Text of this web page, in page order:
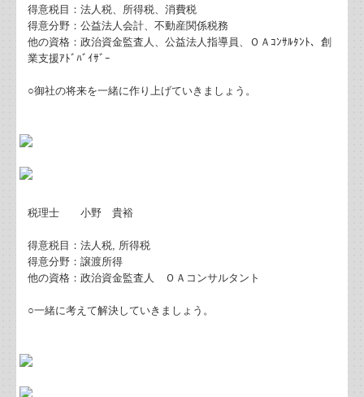
直し
暗号資産の譲渡益への課税
賃上げ促進税制の改正について
負担付き贈与の要注意事項
得意税目：法人税、所得税、消費税
得意分野：公益法人会計、不動産関係税務
他の資格：政治資金監査人、公益法人指導員、ＯＡｺﾝｻﾙﾀﾝﾄ、創
業支援ｱﾄﾞﾊﾞｲｻﾞｰ
○御社の将来を一緒に作り上げていきましょう。
税理士 小野 貴裕
得意税目：法人税, 所得税
得意分野：譲渡所得
他の資格：政治資金監査人 ＯＡコンサルタント
○一緒に考えて解決していきましょう。